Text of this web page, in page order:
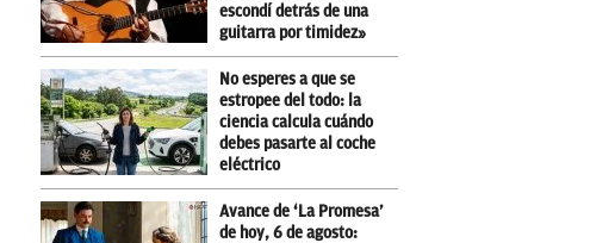
escondí detrás de una
guitarra por timidez»
No esperes a que se
estropee del todo: la
ciencia calcula cuándo
debes pasarte al coche
eléctrico
Avance de ‘La Promesa’
de hoy, 6 de agosto: